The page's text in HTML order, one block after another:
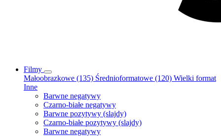
Filmy
Małoobrazkowe (135) Średnioformatowe (120) Wielki format
Inne
Barwne negatywy
Czarno-białe negatywy
Barwne pozytywy (slajdy)
Czarno-białe pozytywy (slajdy)
Barwne negatywy